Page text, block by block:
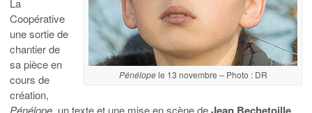
Pénélopele 13 novembre – Photo : DR
La
Coopérative
une sortie de
chantier de
sa pièce en
cours de
création,
Pénélope, un texte et une mise en scène de